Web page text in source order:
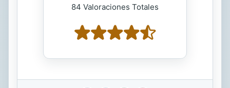
84 Valoraciones Totales